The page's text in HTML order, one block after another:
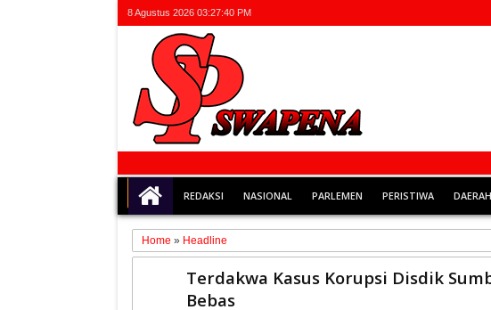
8 Agustus 2026 03:27:40 PM
REDAKSI NASIONAL PARLEMEN PERISTIWA DAERAH
Home » Headline
Terdakwa Kasus Korupsi Disdik
Bebas